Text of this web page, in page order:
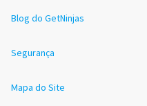
Blog do GetNinjas
Segurança
Mapa do Site